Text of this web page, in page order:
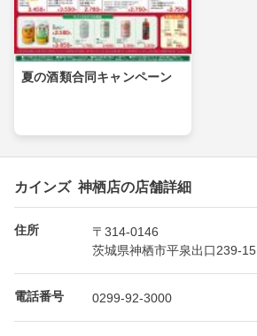
夏の酒類合同キャンペーン
カインズ 神栖店の店舗詳細
住所
〒314-0146
茨城県神栖市平泉出口239-15
電話番号 0299-92-3000